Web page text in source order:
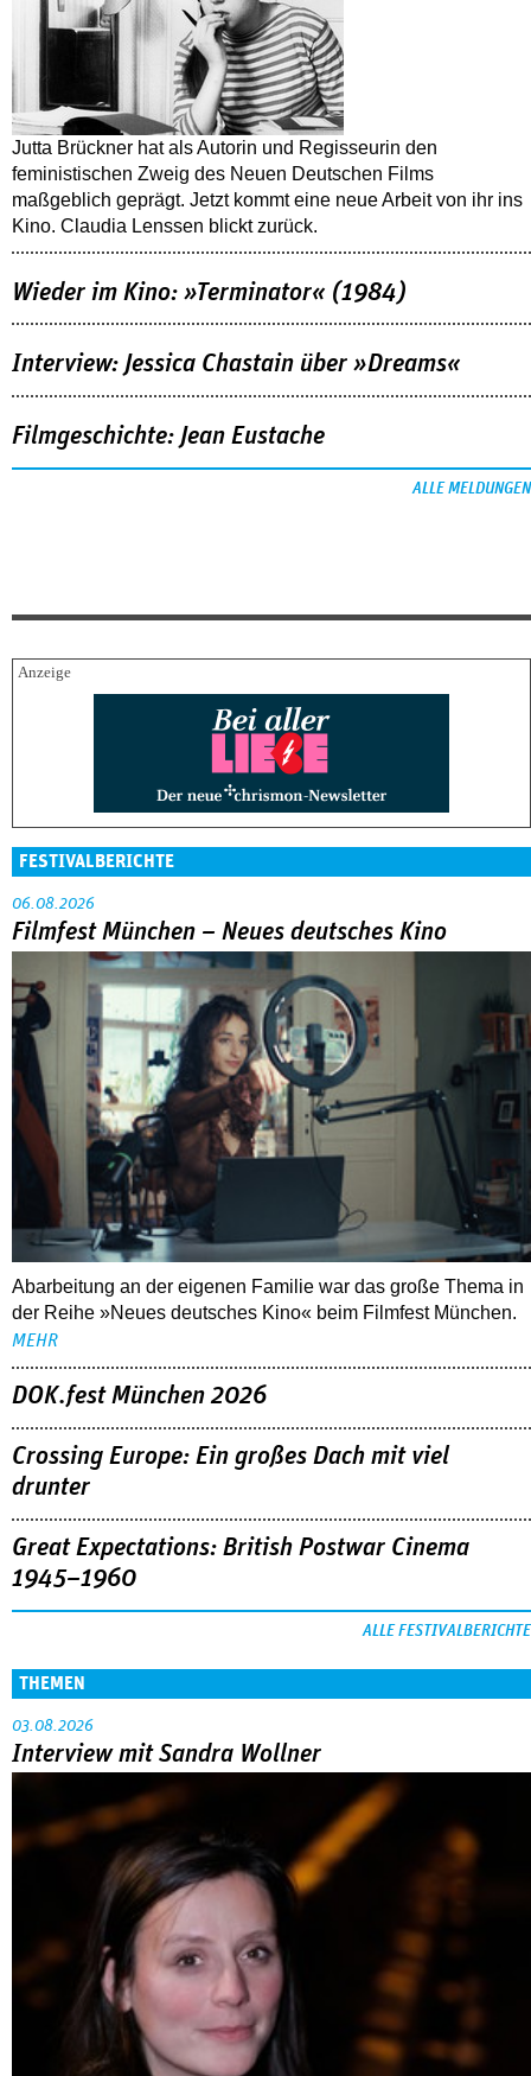
Jutta Brückner hat als Autorin und Regisseurin den
feministischen Zweig des Neuen Deutschen Films
maßgeblich geprägt. Jetzt kommt eine neue Arbeit von ihr ins
Kino. Claudia Lenssen blickt zurück.
Wieder im Kino: »Terminator« (1984)
Interview: Jessica Chastain über »Dreams«
Filmgeschichte: Jean Eustache
ALLE MELDUNGEN
FESTIVALBERICHTE
06.08.2026
Filmfest München – Neues deutsches Kino
Abarbeitung an der eigenen Familie war das große Thema in
der Reihe »Neues deutsches Kino« beim Filmfest München.
MEHR
DOK.fest München 2026
Crossing Europe: Ein großes Dach mit viel
drunter
Great Expectations: British Postwar Cinema
1945–1960
ALLE FESTIVALBERICHTE
THEMEN
03.08.2026
Interview mit Sandra Wollner